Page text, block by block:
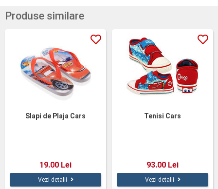
Produse similare
Slapi de Plaja Cars
19.00 Lei
Vezi detalii
Tenisi Cars
93.00 Lei
Vezi detalii